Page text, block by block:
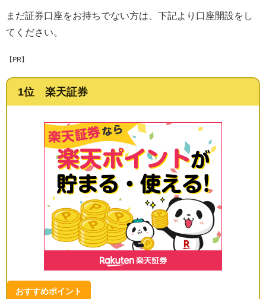
まだ証券口座をお持ちでない方は、下記より口座開設をし
てください。
【PR】
1位 楽天証券
おすすめポイント